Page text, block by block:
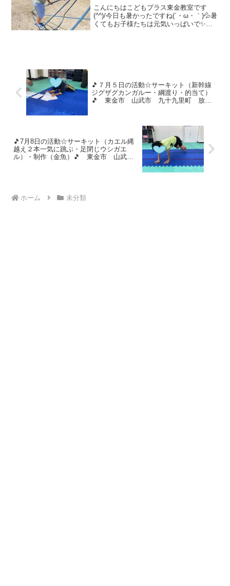
ービス 児童発達支援 運動療
育 教室見学
こんにちはこどもプラス東金教室です
(^^)/今日も暑かったですね(´・ω・｀)💦暑
くてもお子様たちは元気いっぱいで✨午
🎵７月５日の活動☆サーキット（新幹線
ジグザグカンガルー・綱渡り・的当て）
🎵 東金市 山武市 九十九里町 放課
🎵7月8日の活動☆サーキット（カエル縄
越え２本一気に跳ぶ・足閉じウシガエ
ル）・制作（金魚）🎵 東金市 山武
ホーム 未分類